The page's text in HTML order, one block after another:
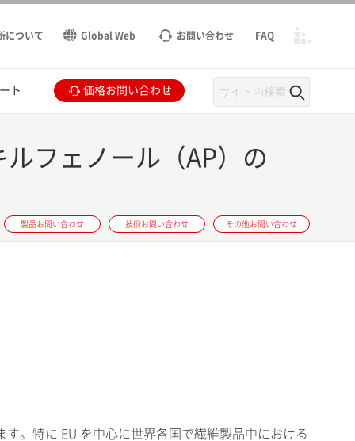
について Global Web お問い合わせ FAQ
ト 価格お問い合わせ
フェノール（AP）の
製品お問い合わせ 技術お問い合わせ その他お問い合わせ
。特に EU を中心に世界各国で繊維製品中における